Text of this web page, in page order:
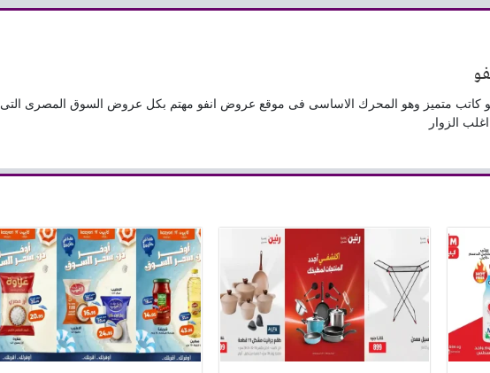
كاتب متميز وهو المحرك الاساسى فى موقع عروض انفو مهتم بكل عروض السوق المصرى التى
الزوار